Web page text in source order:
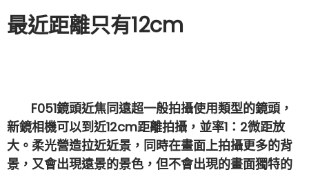
最近距離只有12cm
F051鏡頭近焦同遠超一般拍攝使用類型的鏡頭，
新鏡相機可以到近12cm距離拍攝，並率1：2微距放
大。柔光營造拉近近景，同時在畫面上拍攝更多的背
景，又會出現遠景的景色，但不會出現的畫面獨特的